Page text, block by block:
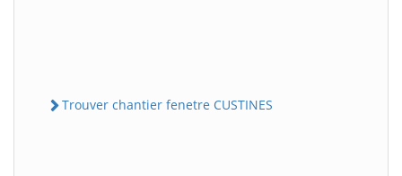
Trouver chantier fenetre CUSTINES